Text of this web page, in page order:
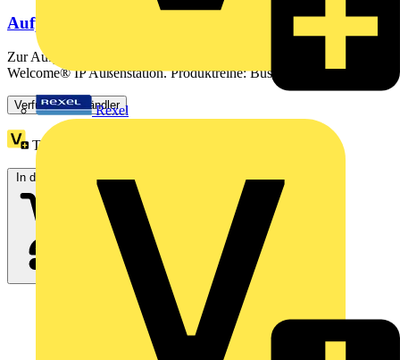
Rexel
Aufputz-Montagedose, 1/3, schwarz
Zur Aufputzmontage einer Busch-Welcome® 2-Draht und Busch-
Welcome® IP Außenstation. Produktreihe: Busch-Welcome®...
Verfügbar: 3 Händler
Treuepunkte:
In den Warenkorb